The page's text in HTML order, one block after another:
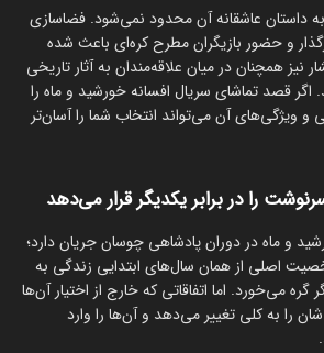
داستان عاشقانه آن محدود نمی‌شود. فضاسازی
و حضور بازیگران مطرح کره‌ای باعث شده
نیز همچنان در میان علاقه‌مندان به آثار تاریخی
اگر قصد تماشای سریال افسانه خورشید و ماه را
و ویژگی‌های آن می‌تواند انتخاب شما را آسان‌تر
را در برابر یکدیگر قرار می‌دهد
و ماه در دوران پادشاهی چوسان جریان دارد؛
اصلی از همان سال‌های ابتدایی زندگی به
گره می‌خورد. اما اتفاقاتی که خارج از اختیار آن‌ها
را به کلی تغییر می‌دهد و آن‌ها را وارد